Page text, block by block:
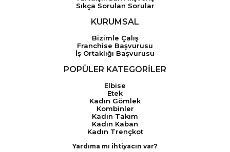
Sıkça Sorulan Sorular
KURUMSAL
Bizimle Çalış
Franchise Başvurusu
İş Ortaklığı Başvurusu
POPÜLER KATEGORİLER
Elbise
Etek
Kadın Gömlek
Kombinler
Kadın Takım
Kadın Kaban
Kadın Trençkot
Yardıma mı ihtiyacın var?